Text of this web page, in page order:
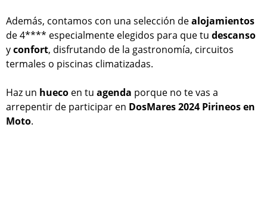
Además, contamos con una selección dealojamientos
de 4**** especialmente elegidos para que tu descanso
yconfort, disfrutando de la gastronomía, circuitos
termales o piscinas climatizadas.
Haz un hueco en tu agenda porque no te vas a
arrepentir de participar en DosMares 2024 Pirineos en
Moto.